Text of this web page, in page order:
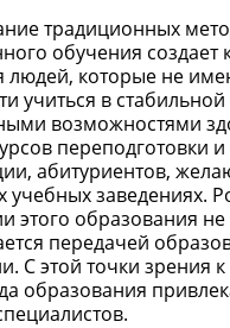
традиционных
обучения
людей, которые не
учиться в
возможностями
переподготовки
абитуриентов,
учебных заведениях.
этого образования не
передачей
С этой точки зрения
образования